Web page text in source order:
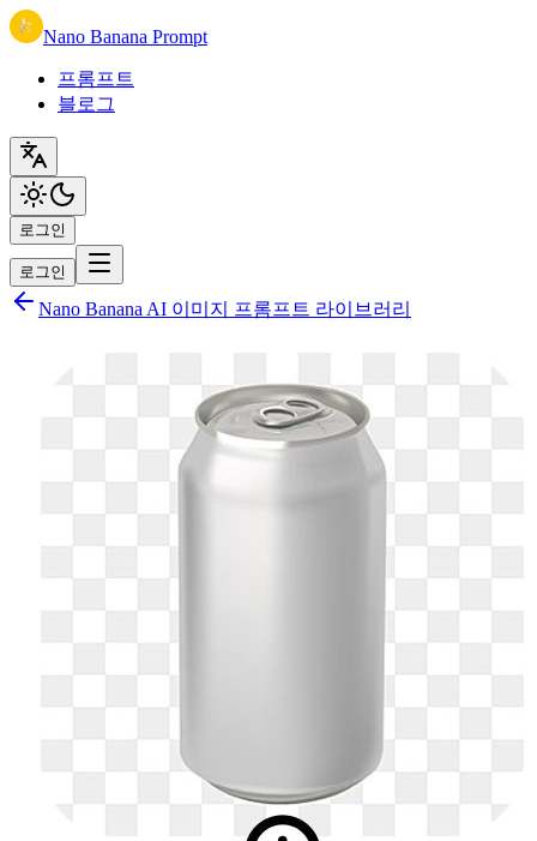
Nano Banana Prompt
프롬프트
블로그
로그인
로그인
Nano Banana AI 이미지 프롬프트 라이브러리